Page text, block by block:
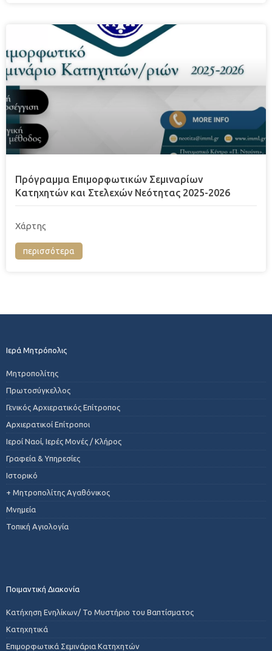
Πρόγραμμα Επιμορφωτικών Σεμιναρίων
Κατηχητών και Στελεχών Νεότητας 2025-2026
Χάρτης
περισσότερα
Ιερά Μητρόπολις
Μητροπολίτης
Πρωτοσύγκελλος
Γενικός Αρχιερατικός Επίτροπος
Αρχιερατικοί Επίτροποι
Ιεροί Ναοί, Ιερές Μονές / Κλήρος
Γραφεία & Υπηρεσίες
Ιστορικό
+ Μητροπολίτης Αγαθόνικος
Μνημεία
Τοπική Αγιολογία
Ποιμαντική Διακονία
Κατήχηση Ενηλίκων/ Το Μυστήριο του Βαπτίσματος
Κατηχητικά
Επιμορφωτικά Σεμινάρια Κατηχητών